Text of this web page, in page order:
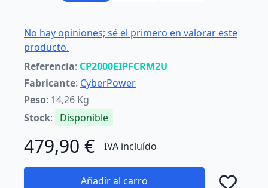
No hay opiniones; sé el primero en valorar este
producto.
Referencia: CP2000EIPFCRM2U
Fabricante: CyberPower
Peso: 14,26 Kg
Stock: Disponible
479,90 € IVA incluído
Añadir al carro